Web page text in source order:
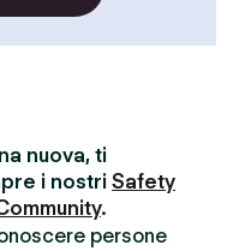
nuova, ti
i nostri Safety
.
persone